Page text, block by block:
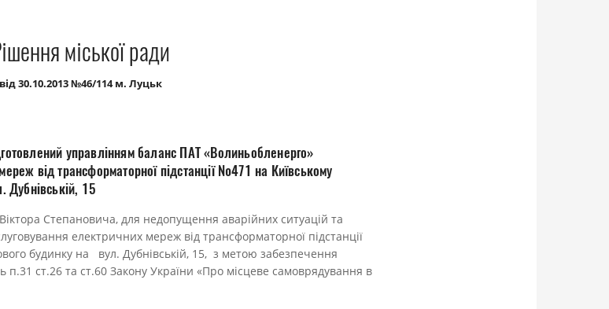
міської ради
від 30.10.2013 №46/114 м. Луцьк
управлінням баланс ПАТ «Волиньобленерго»
від трансформаторної підстанції №471 на Київському
Дубнівській, 15
Степановича, для недопущення аварійних ситуацій та
електричних мереж від трансформаторної підстанції
будинку на вул. Дубнівській, 15, з метою забезпечення
п.31 ст.26 та ст.60 Закону України «Про місцеве самоврядування в